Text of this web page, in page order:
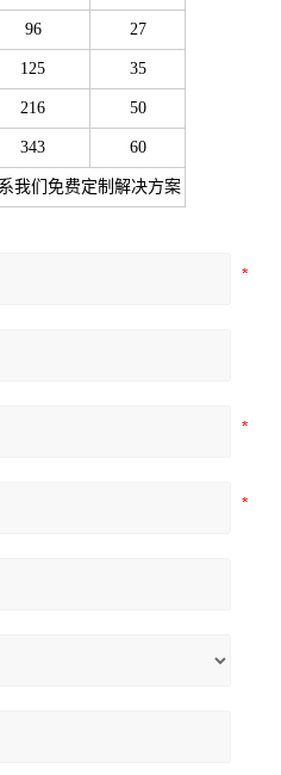
96 27
125 35
216 50
343 60
我们免费定制解决方案